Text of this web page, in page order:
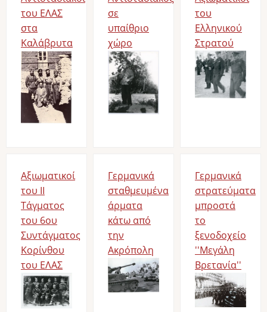
του ΕΛΑΣ
στα
Καλάβρυτα
Image
σε
υπαίθριο
χώρο
Image
του
Ελληνικού
Στρατού
Image
Αξιωματικοί
του ΙΙ
Τάγματος
του 6ου
Συντάγματος
Κορίνθου
του ΕΛΑΣ
Image
Γερμανικά
σταθμευμένα
άρματα
κάτω από
την
Ακρόπολη
Image
Γερμανικά
στρατεύματα
μπροστά
το
ξενοδοχείο
''Μεγάλη
Βρετανία''
Image